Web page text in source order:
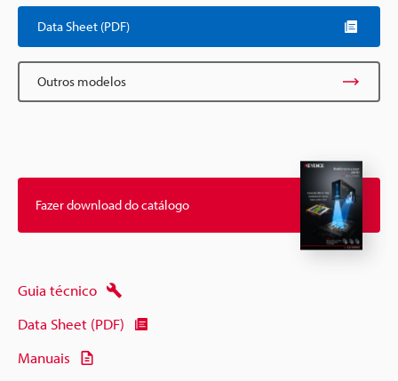
Data Sheet (PDF)
Outros modelos
Fazer download do catálogo
Guia técnico
Data Sheet (PDF)
Manuais